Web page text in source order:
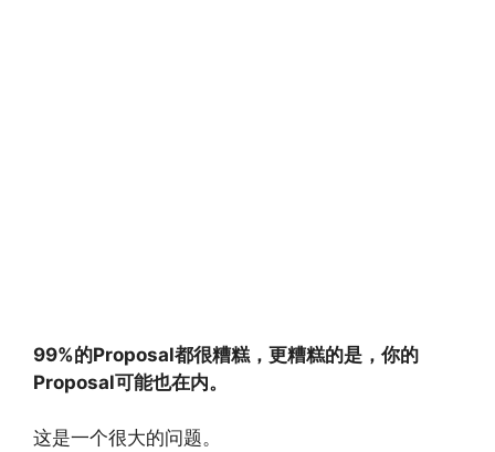
99%的Proposal都很糟糕，更糟糕的是，你的
Proposal可能也在内。
这是一个很大的问题。